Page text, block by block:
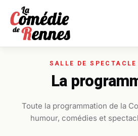
Passer au contenu principal
La
Toute la programmation de la
humour, comédies et